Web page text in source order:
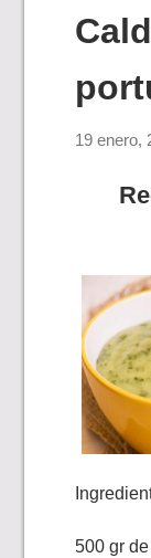
19 enero,
500 gr